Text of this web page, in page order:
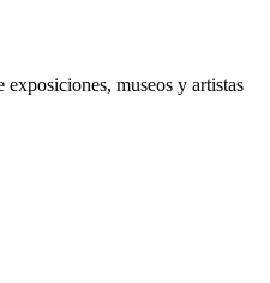
museos y artistas